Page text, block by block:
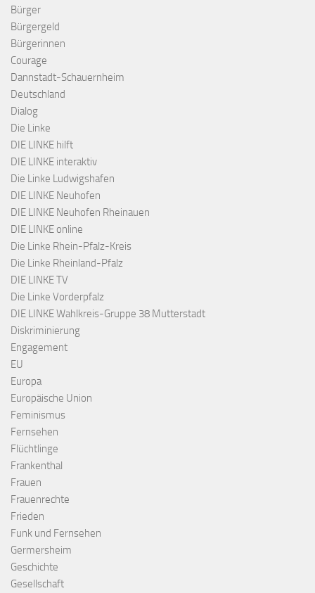
Bürger
Bürgergeld
Bürgerinnen
Courage
Dannstadt-Schauernheim
Deutschland
Dialog
Die Linke
DIE LINKE hilft
DIE LINKE interaktiv
Die Linke Ludwigshafen
DIE LINKE Neuhofen
DIE LINKE Neuhofen Rheinauen
DIE LINKE online
Die Linke Rhein-Pfalz-Kreis
Die Linke Rheinland-Pfalz
DIE LINKE TV
Die Linke Vorderpfalz
DIE LINKE Wahlkreis-Gruppe 38 Mutterstadt
Diskriminierung
Engagement
EU
Europa
Europäische Union
Feminismus
Fernsehen
Flüchtlinge
Frankenthal
Frauen
Frauenrechte
Frieden
Funk und Fernsehen
Germersheim
Geschichte
Gesellschaft